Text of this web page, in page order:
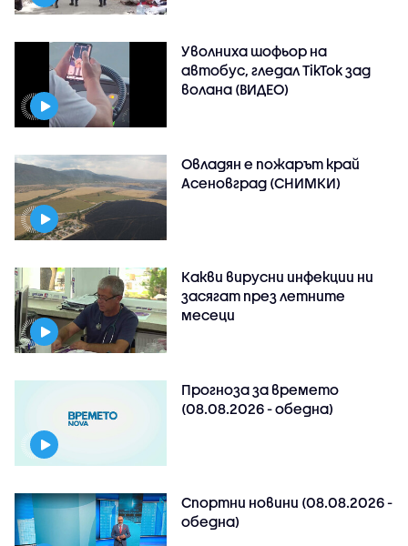
Уволниха шофьор на
автобус, гледал TikTok зад
волана (ВИДЕО)
Овладян е пожарът край
Асеновград (СНИМКИ)
Какви вирусни инфекции ни
засягат през летните
месеци
Прогноза за времето
(08.08.2026 - обедна)
Спортни новини (08.08.2026 -
обедна)